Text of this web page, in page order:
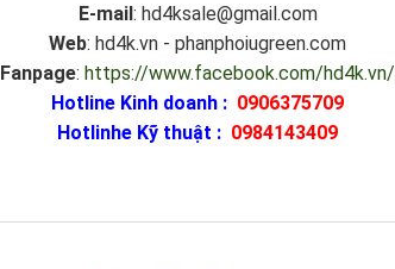
E-mail: hd4ksale@gmail.com
Web: hd4k.vn - phanphoiugreen.com
Fanpage:https://www.facebook.com/hd4k.vn/
Hotline Kinh doanh : 0906375709
Hotlinhe Kỹ thuật : 0984143409